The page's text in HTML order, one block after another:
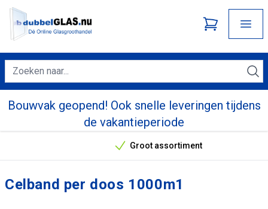
Bouwvak geopend! Ook snelle leveringen tijdens
de vakantieperiode
Onze unieke verkoopargumenten
Groot assortiment
Celband per doos 1000m1